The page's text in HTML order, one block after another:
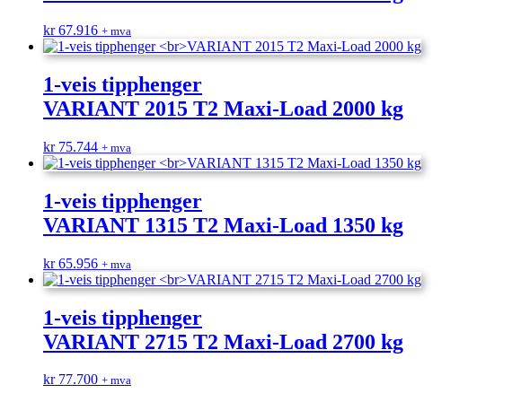
kr67.916 + mva
1-veis tipphenger
VARIANT 2015 T2 Maxi-Load 2000 kg
kr75.744 + mva
1-veis tipphenger
VARIANT 1315 T2 Maxi-Load 1350 kg
kr65.956 + mva
1-veis tipphenger
VARIANT 2715 T2 Maxi-Load 2700 kg
kr77.700 + mva